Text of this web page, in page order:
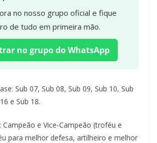
no nosso grupo oficial e fique
de tudo em primeira mão.
no grupo do WhatsApp
Sub 07, Sub 08, Sub 09, Sub 10, Sub
e Sub 18.
Campeão e Vice-Campeão (troféu e
para melhor defesa, artilheiro e melhor